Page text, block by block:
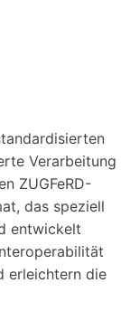
Verarbeitung
ZUGFeRD-
das speziell
entwickelt
erleichtern die